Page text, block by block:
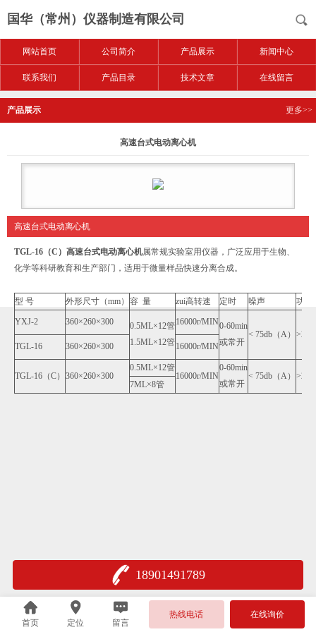
国华（常州）仪器制造有限公司
网站首页 公司简介 产品展示 新闻中心
联系我们 产品目录 技术文章 在线留言
产品展示 更多>>
高速台式电动离心机
高速台式电动离心机
TGL-16（C）高速台式电动离心机属常规实验室用仪器，广泛应用于生物、
化学等科研教育和生产部门，适用于微量样品快速分离合成。
型 号 外形尺寸（mm） 容 量 zui高转速 定时 噪声 功率
YXJ-2 360×260×300
0.5ML×12管
1.5ML×12管
16000r/MIN0-60min
或常开
< 75db（A）
TGL-16
360×260×300 16000r/MIN
TGL-16（C） 360×260×300
0.5ML×12管
16000r/MIN
0-60min
或常开
< 75db（A）
7ML×8管
18901491789
首页 定位 留言
热线电话 在线询价